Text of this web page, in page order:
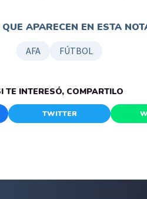
APARECEN EN ESTA
AFA FÚTBOL
TE INTERESÓ, COMPARTILO
TWITTER